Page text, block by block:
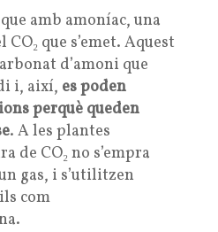
amb amoníac, una
que s’emet. Aquest
d’amoni que
i, així, es poden
perquè queden
. A les plantes
de CO₂ no s’empra
gas, i s’utilitzen
com